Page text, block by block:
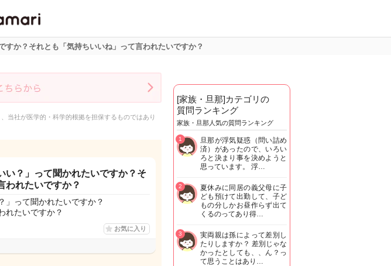
イト
か？それとも「気持ちいいね」って言われたいですか？
当社が医学的・科学的根拠を担保するものではあり
い？」って聞かれたいですか？そ
われたいですか？
」って聞かれたいですか？
れたいですか？
お気に入り
[家族・旦那]カテゴリの
質問ランキング
家族・旦那人気の質問ランキング
旦那が浮気疑惑（問い詰め
済）があったので、いろい
ろと決まり事を決めようと
思っています。 浮…
1
夏休みに同居の義父母に子
ども預けて出勤して、子ど
もの分しかお昼作らず出て
くるのってあり得…
2
実両親は孫によって差別し
たりしますか？ 差別じゃな
かったとしても、、ん？っ
て思うことはあり…
3